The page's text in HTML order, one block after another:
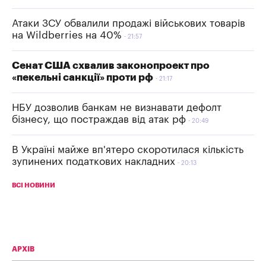
Атаки ЗСУ обвалили продажі військових товарів
на Wildberries на 40%
21:57
Сенат США схвалив законопроект про
«пекельні санкції» проти рф
21:17
НБУ дозволив банкам не визнавати дефолт
бізнесу, що постраждав від атак рф
20:49
В Україні майже вп'ятеро скоротилася кількість
зупинених податкових накладних
20:13
ВСІ НОВИНИ
АРХІВ